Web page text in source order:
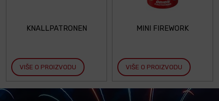
KNALLPATRONEN
VIŠE O PROIZVODU
MINI FIREWORK
VIŠE O PROIZVODU